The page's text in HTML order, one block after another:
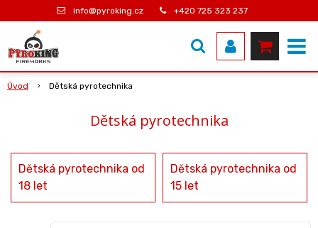
info@pyroking.cz +420 725 323 237
Úvod Dětská pyrotechnika
Dětská pyrotechnika
Dětská pyrotechnika od
18 let
Dětská pyrotechnika od
15 let